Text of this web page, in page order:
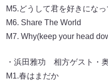
M5.どうして君を好きにな
M6. Share The World
M7. Why(keep your head
・浜田雅功 相方ゲスト・
M1.春はまだか